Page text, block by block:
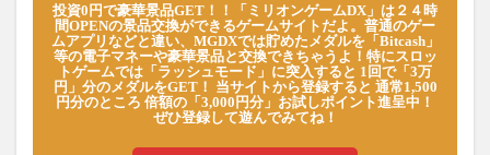
投資0円で豪華景品GET！！「ミリオンゲームDX」は２４時
間OPENの景品交換ができるゲームサイトだよ。普通のゲー
ムアプリなどと違い、MGDXでは貯めたメダルを「Bitcash」
等の電子マネーや豪華景品と交換できちゃうよ！特にスロッ
トゲームでは「ラッシュモード」に突入すると 1回で「3万
円」分のメダルをGET！ 当サイトから登録すると 通常1,500
円分のところ 倍額の「3,000円分」お試しポイント進呈中！
ぜひ登録して遊んでみてね！